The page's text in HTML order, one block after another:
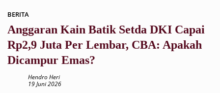
BERITA
Anggaran Kain Batik Setda DKI Capai
Rp2,9 Juta Per Lembar, CBA: Apakah
Dicampur Emas?
Hendro Heri
19 Juni 2026